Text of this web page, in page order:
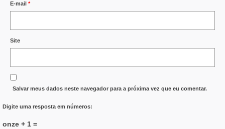
E-mail *
Site
Salvar meus dados neste navegador para a próxima vez que eu comentar.
Digite uma resposta em números:
onze + 1 =